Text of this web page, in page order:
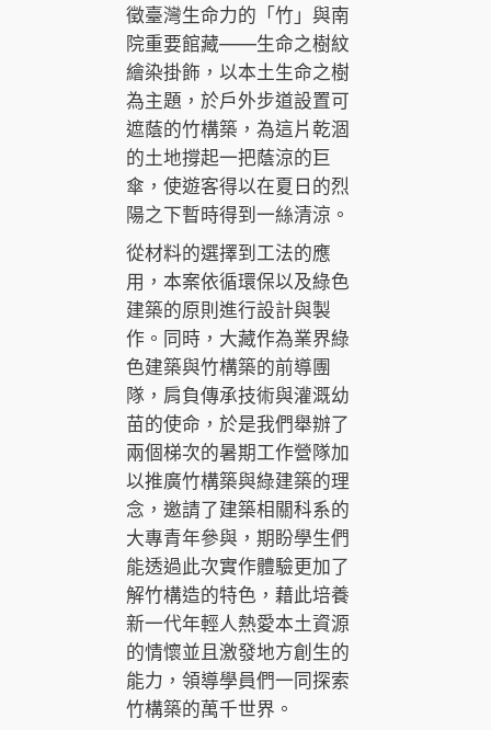
徵臺灣生命力的「竹」與南
院重要館藏——生命之樹紋
繪染掛飾，以本土生命之樹
為主題，於戶外步道設置可
遮蔭的竹構築，為這片乾涸
的土地撐起一把蔭涼的巨
傘，使遊客得以在夏日的烈
陽之下暫時得到一絲清涼。
從材料的選擇到工法的應
用，本案依循環保以及綠色
建築的原則進行設計與製
作。同時，大藏作為業界綠
色建築與竹構築的前導團
隊，肩負傳承技術與灌溉幼
苗的使命，於是我們舉辦了
兩個梯次的暑期工作營隊加
以推廣竹構築與綠建築的理
念，邀請了建築相關科系的
大專青年參與，期盼學生們
能透過此次實作體驗更加了
解竹構造的特色，藉此培養
新一代年輕人熱愛本土資源
的情懷並且激發地方創生的
能力，領導學員們一同探索
竹構築的萬千世界。